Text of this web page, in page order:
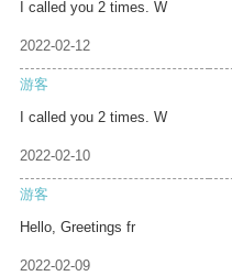
I called you 2 times. W
2022-02-12
游客
I called you 2 times. W
2022-02-10
游客
Hello, Greetings fr
2022-02-09